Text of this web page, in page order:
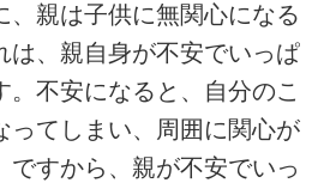
親は子供に無関心になる
は、親自身が不安でいっぱ
。不安になると、自分のこ
ってしまい、周囲に関心が
ですから、親が不安でいっ